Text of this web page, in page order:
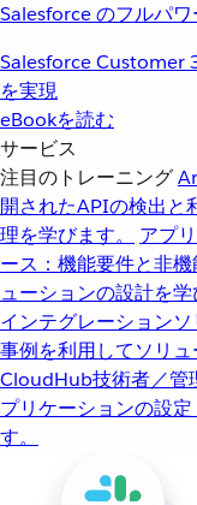
Salesforce のフルパ
Salesforce Customer
を実現
eBookを読む
サービス
注目のトレーニング
開されたAPIの検出と
理を学びます。
アプ
ース：機能要件と非
ューションの設計を学
インテグレーション
事例を利用してソリュ
CloudHub技術者／管
プリケーションの設
す。